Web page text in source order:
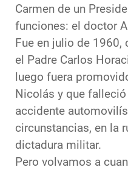
Carmen de un
funciones: el doctor
Fue en julio de 1960,
el Padre Carlos
luego fuera
Nicolás y que
accidente
circunstancias, en la
dictadura militar.
Pero volvamos a